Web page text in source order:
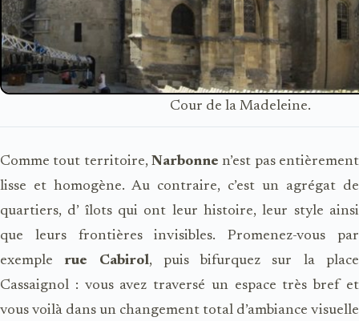
Cour de la Madeleine.
Comme tout territoire, Narbonne n’est pas entièrement
lisse et homogène. Au contraire, c’est un agrégat de
quartiers, d’ îlots qui ont leur histoire, leur style ainsi
que leurs frontières invisibles. Promenez-vous par
exemple rue Cabirol, puis bifurquez sur la place
Cassaignol : vous avez traversé un espace très bref et
vous voilà dans un changement total d’ambiance visuelle